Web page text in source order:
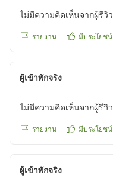
ไม่มีความคิดเห็นจากผู้รีวิว
รายงาน มีประโยชน์
ผู้เข้าพักจริง
ไม่มีความคิดเห็นจากผู้รีวิว
รายงาน มีประโยชน์
ผู้เข้าพักจริง